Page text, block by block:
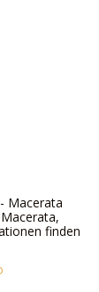
Macerata
finden